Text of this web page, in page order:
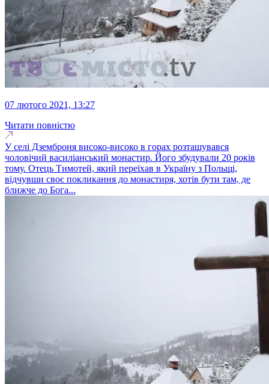
07 лютого 2021, 13:27
Читати повністю
У селі Дземброня високо-високо в горах розташувався
чоловічий василіанський монастир. Його збудували 20 років
тому. Отець Тимотей, який переїхав в Україну з Польщі,
відчувши своє покликання до монастиря, хотів бути там, де
ближче до Бога...